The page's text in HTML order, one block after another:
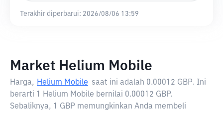
Terakhir diperbarui: 2026/08/06 13:59
Market Helium Mobile
Harga, Helium Mobile saat ini adalah 0.00012 GBP. Ini
berarti 1 Helium Mobile bernilai 0.00012 GBP.
Sebaliknya, 1 GBP memungkinkan Anda membeli